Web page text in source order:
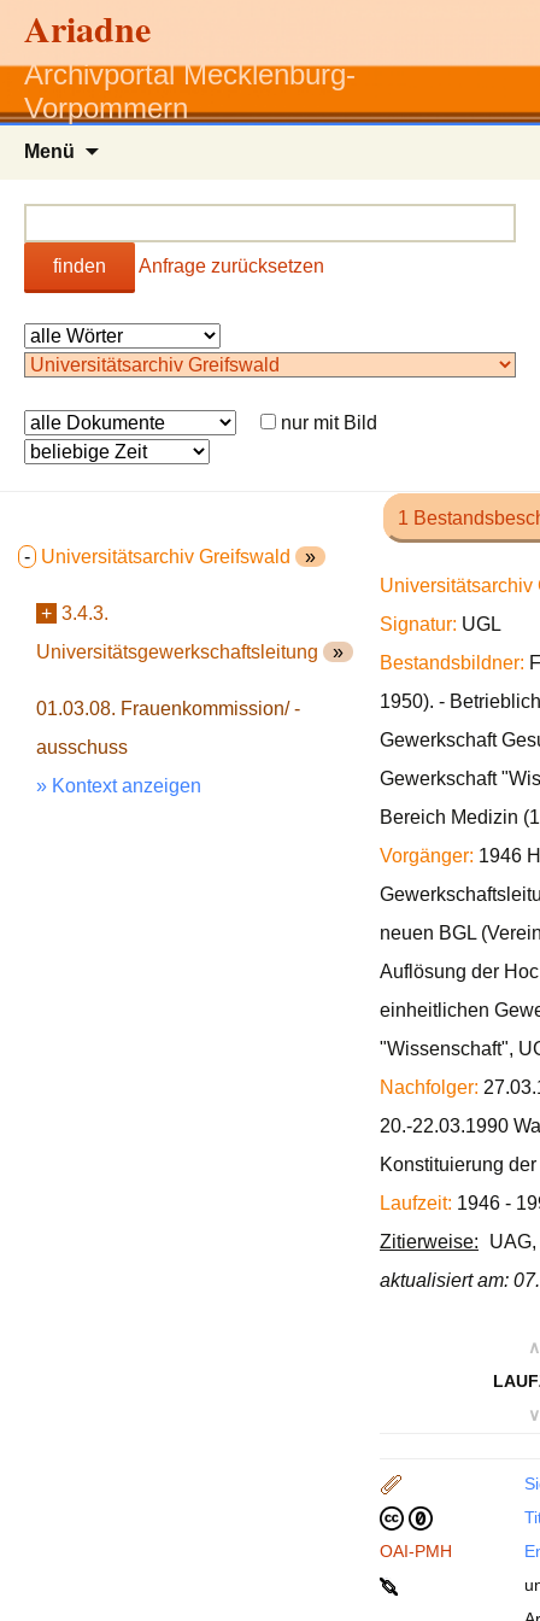
Ariadne
Archivportal Mecklenburg-
Vorpommern
Menü
finden Anfrage zurücksetzen
nur mit Bild
- Universitätsarchiv Greifswald »
+ 3.4.3.
Universitätsgewerkschaftsleitung »
01.03.08. Frauenkommission/ -
ausschuss
» Kontext anzeigen
1
Signatur: UGL
Bestandsbildner:
1950). -
Gewerkschaft
Gewerkschaft
Bereich Medizin
Vorgänger: 1946
neuen BGL
Auflösung der
einheitlichen
"Wissenschaft",
Nachfolger:
20.-22.03.1990
Konstituierung
Laufzeit: 1946 -
Zitierweise:
aktualisiert am:
∧
∨
OAI-PMH